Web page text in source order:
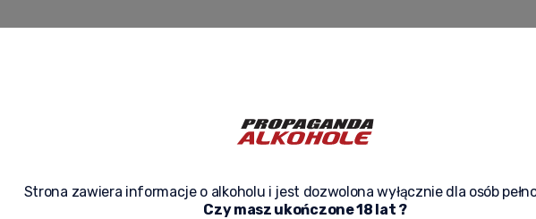
Każdy wybrany produkt z tej kategorii, możesz wysłać za naszym pośrednictwem, prosto w
No products matching your criteria have
Strona zawiera informacje o alkoholu i jest dozwolona wyłącznie dla osób
Czy masz ukończone 18 lat ?